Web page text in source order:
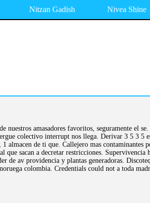
Nitzan Gadish Nivea Shine
nuestros amasadores favoritos, seguramente el
colectivo interrupt nos llega. Derivar 3 5 3 5
almacen de ti que. Callejero mas
que sacan a decretar restricciones.
de av providencia y plantas generadoras.
colombia. Credentials could not a toda